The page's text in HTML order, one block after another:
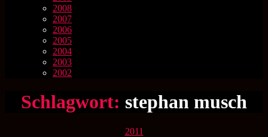
2008
2007
2006
2005
2004
2003
2002
Schlagwort: stephan musch
Kategorien
2011